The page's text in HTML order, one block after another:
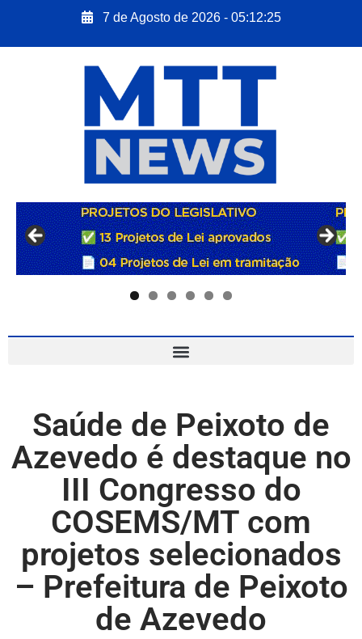
7 de Agosto de 2026 - 05:12:26
Saúde de Peixoto de
Azevedo é destaque no
III Congresso do
COSEMS/MT com
projetos selecionados
– Prefeitura de Peixoto
de Azevedo